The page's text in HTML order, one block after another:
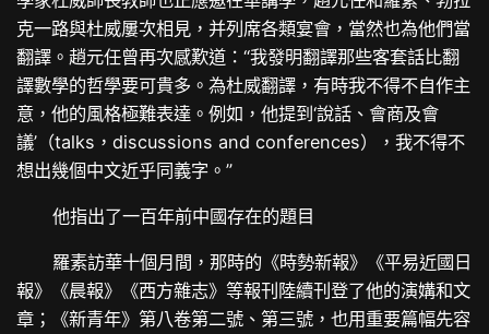
克一路與杜威屢次相見，并列席各類宴會，當然也為他們當
翻譯。趙元任曾再次感歎道：“我發明翻譯那些客套話比翻
譯數學的哲學要可貴多。為杜威翻譯，有時我不得不自作主
意，他的風格極難表達。例如，他提到‘說話、會商及會
議’（talks，discussions and conferences），我不得不
想出幾個中文近乎同義字。”
他指出了一百年前中國存在的題目
羅素訪華十個月間，那時的《時勢新報》《平易近國日
報》《晨報》《西方雜志》等報刊陸續刊登了他的演媾和文
章；《新青年》第八卷第二號、第三號，也用重要篇幅先容